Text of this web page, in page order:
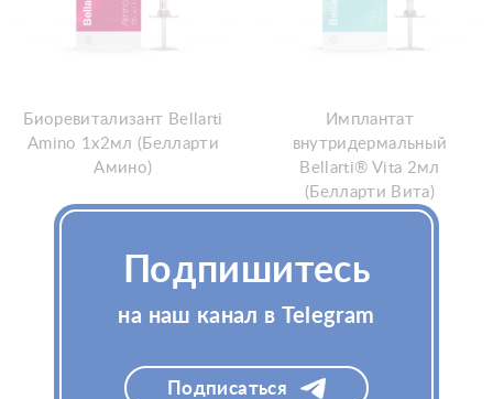
Биоревитализант Bellarti
Amino 1х2мл (Белларти
Амино)
Узнать цену
Имплантат
внутридермальный
Bellarti® Vita 2мл
(Белларти Вита)
Подпишитесь
на наш канал в Telegram
Подписаться